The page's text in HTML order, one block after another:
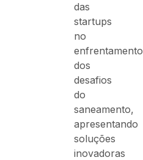
das
startups
no
enfrentamento
dos
desafios
do
saneamento,
apresentando
soluções
inovadoras